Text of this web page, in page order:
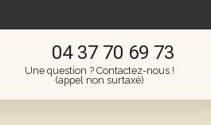
04 37 70 69 73
Une question ? Contactez-nous !
(appel non surtaxé)